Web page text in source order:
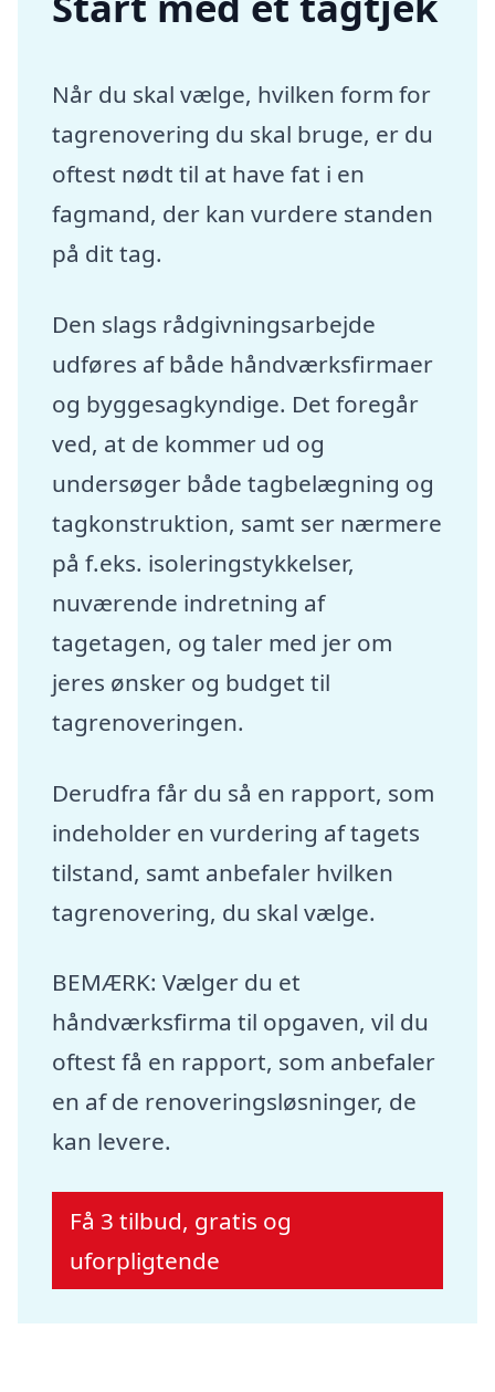
Når du skal vælge, hvilken form for
tagrenovering du skal bruge, er du
oftest nødt til at have fat i en
fagmand, der kan vurdere standen
på dit tag.
Den slags rådgivningsarbejde
udføres af både håndværksfirmaer
og byggesagkyndige. Det foregår
ved, at de kommer ud og
undersøger både tagbelægning og
tagkonstruktion, samt ser nærmere
på f.eks. isoleringstykkelser,
nuværende indretning af
tagetagen, og taler med jer om
jeres ønsker og budget til
tagrenoveringen.
Derudfra får du så en rapport, som
indeholder en vurdering af tagets
tilstand, samt anbefaler hvilken
tagrenovering, du skal vælge.
BEMÆRK: Vælger du et
håndværksfirma til opgaven, vil du
oftest få en rapport, som anbefaler
en af de renoveringsløsninger, de
kan levere.
Få 3 tilbud, gratis og
uforpligtende